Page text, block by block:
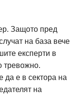
Защото пред
на база вече
експерти в
тревожно.
да е в сектора на
на